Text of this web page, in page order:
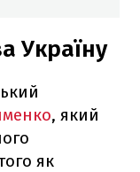
Україну
, який
як